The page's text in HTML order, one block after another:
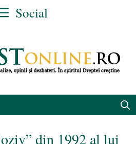
Social
din 1992 al lui